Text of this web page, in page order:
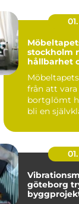
stockholm när hantverk,
hållbarhet
från att
bortglömt
bli en
göteborg tryggare